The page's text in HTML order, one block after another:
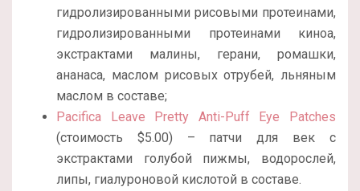
гидролизированными рисовыми протеинами,
гидролизированными протеинами киноа,
экстрактами малины, герани, ромашки,
ананаса, маслом рисовых отрубей, льняным
маслом в составе;
Pacifica Leave Pretty Anti-Puff Eye Patches
(стоимость $5.00) – патчи для век с
экстрактами голубой пижмы, водорослей,
липы, гиалуроновой кислотой в составе.